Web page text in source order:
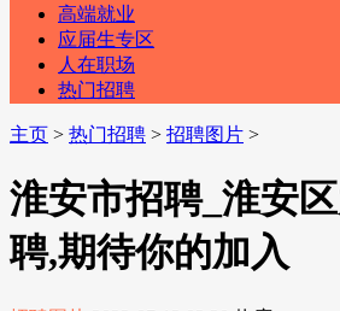
高端就业
应届生专区
人在职场
热门招聘
主页 > 热门招聘 > 招聘图片 >
淮安市招聘_淮安
聘,期待你的加入